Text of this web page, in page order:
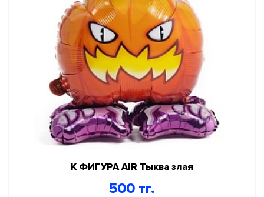
К ФИГУРА AIR Тыква злая
500 тг.